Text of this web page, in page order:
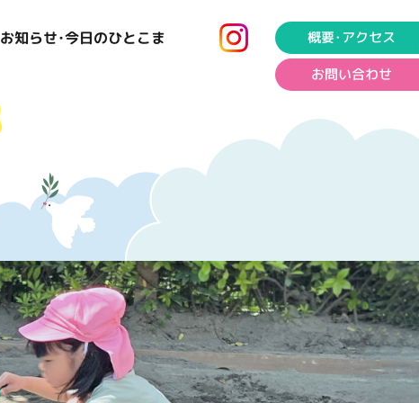
お知らせ･今日のひとこま 概要･アクセス
お問い合わせ